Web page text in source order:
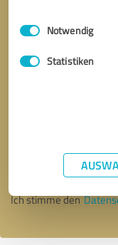
Impressum
Einwilligungsauswahl
Notwendig
Statistiken
Ich stimme den